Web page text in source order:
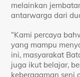
melainkan
antarwarga dari
“Kami percaya
yang mampu
ini, masyarakat
juga ikut belajar,
keberagaman seni